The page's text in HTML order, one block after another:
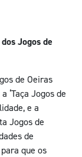
Jogos de
de Oeiras
‘Taça Jogos de
e a
Jogos de
de
que os